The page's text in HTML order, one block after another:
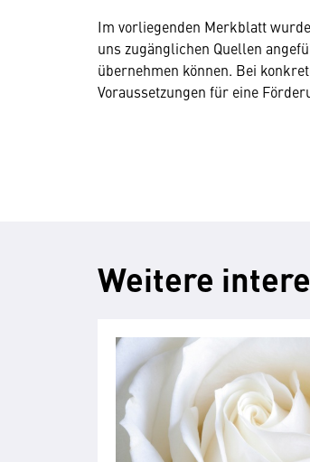
Im vorliegenden Merkblatt
uns zugänglichen Quellen
übernehmen können. Bei
Voraussetzungen für eine
Weitere